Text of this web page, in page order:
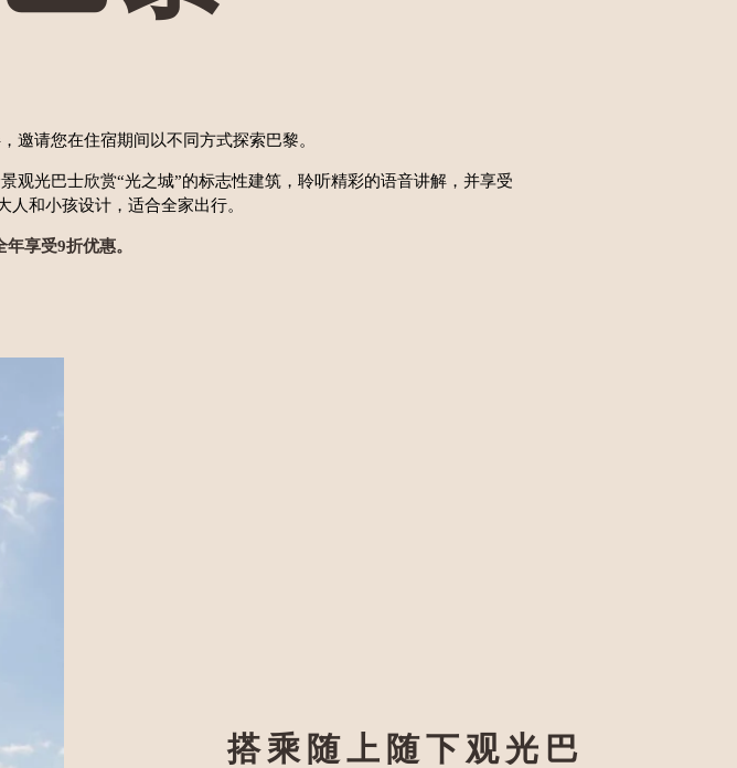
邀请您在住宿期间以不同方式探索巴黎。
观光巴士欣赏“光之城”的标志性建筑，聆听精彩的语音讲解，并享受
和小孩设计，适合全家出行。
享受9折优惠。
搭乘随上随下观光巴